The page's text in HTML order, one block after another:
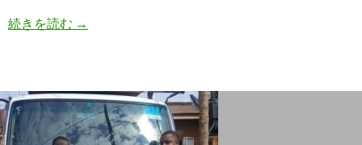
景
続きを読む
中
ッ
ク
買
→